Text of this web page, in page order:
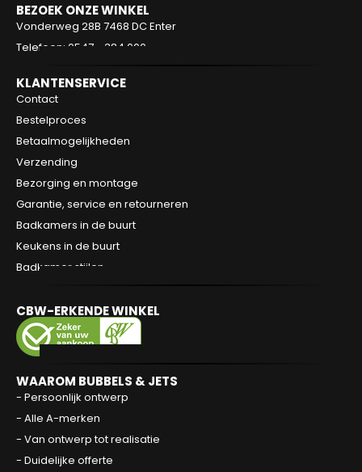
BEZOEK ONZE WINKEL
Vonderweg 28B 7468 DC Enter
Telefoon: 0547 - 384 000
KLANTENSERVICE
Contact
Bestelproces
Betaalmogelijkheden
Verzending
Bezorging en montage
Garantie, service en retourneren
Badkamers in de buurt
Keukens in de buurt
Badkamer stijlen
CBW-ERKENDE WINKEL
WAAROM BUBBELS & JETS
- Persoonlijk ontwerp
- Alle A-merken
- Van ontwerp tot realisatie
- Duidelijke offerte